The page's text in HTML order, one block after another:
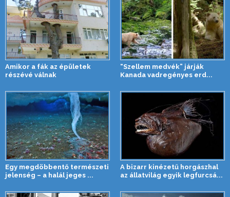
Amikor a fák az épületek
részévé válnak
“Szellem medvék” járják
Kanada vadregényes erd...
Egy megdöbbentő természeti
jelenség – a halál jeges ...
A bizarr kinézetű horgászhal
az állatvilág egyik legfurcsá...